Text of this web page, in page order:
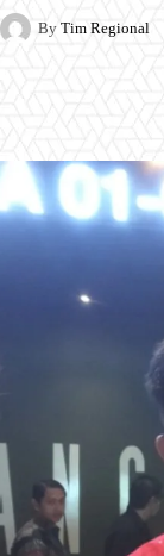
By Tim Regional